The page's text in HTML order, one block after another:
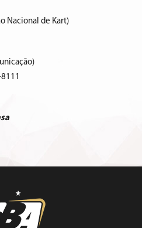
Nacional de Kart)